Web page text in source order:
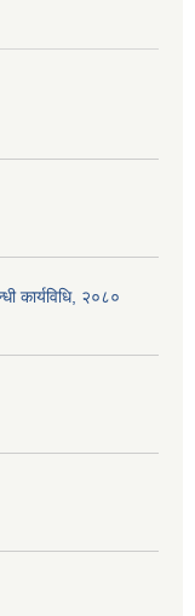
कार्यविधि, २०८०